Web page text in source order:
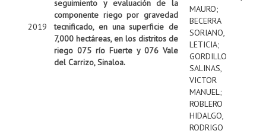
2019
seguimiento y evaluación de la
componente riego por gravedad
tecnificado, en una superficie de
7,000 hectáreas, en los distritos de
riego 075 río Fuerte y 076 Vale
del Carrizo, Sinaloa.
MAURO;
BECERRA
SORIANO,
LETICIA;
GORDILLO
SALINAS,
VICTOR
MANUEL;
ROBLERO
HIDALGO,
RODRIGO